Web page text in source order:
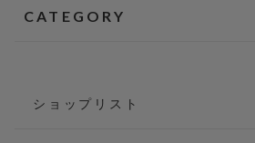
CATEGORY
ショップリスト